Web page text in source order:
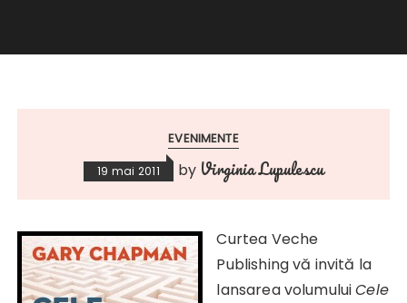
EVENIMENTE
19 mai 2011 by Virginia Lupulescu
Curtea Veche
Publishing vă invită la
lansarea volumuluiCele